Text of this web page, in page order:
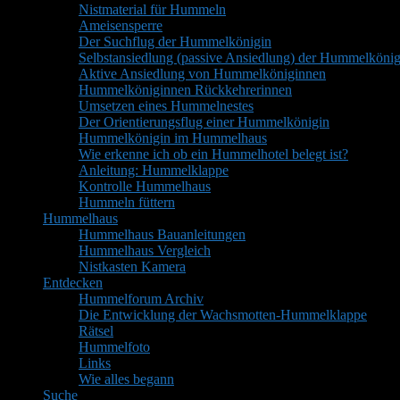
Nistmaterial für Hummeln
Ameisensperre
Der Suchflug der Hummelkönigin
Selbstansiedlung (passive Ansiedlung) der
Aktive Ansiedlung von Hummelköniginnen
Hummelköniginnen Rückkehrerinnen
Umsetzen eines Hummelnestes
Der Orientierungsflug einer Hummelkönigin
Hummelkönigin im Hummelhaus
Wie erkenne ich ob ein Hummelhotel belegt ist?
Anleitung: Hummelklappe
Kontrolle Hummelhaus
Hummeln füttern
Hummelhaus
Hummelhaus Bauanleitungen
Hummelhaus Vergleich
Nistkasten Kamera
Entdecken
Hummelforum Archiv
Die Entwicklung der Wachsmotten-Hummelklappe
Rätsel
Hummelfoto
Links
Wie alles begann
Suche